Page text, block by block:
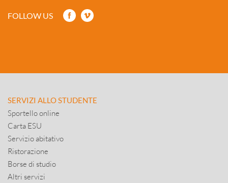
FOLLOW US
SERVIZI ALLO STUDENTE
Sportello online
Carta ESU
Servizio abitativo
Ristorazione
Borse di studio
Altri servizi